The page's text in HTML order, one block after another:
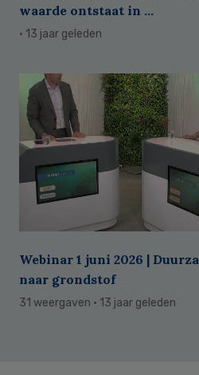
waarde ontstaat in ...
· 13 jaar geleden
Webinar 1 juni 2026 |
naar grondstof
31 weergaven · 13 jaar geleden